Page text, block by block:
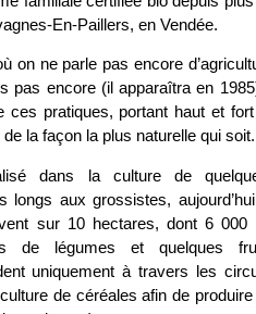
En-Paillers, en Vendée.
on ne parle pas encore
pas encore (il apparaîtra en
ces pratiques, portant haut et
la façon la plus naturelle qui soit.
dans la culture de
longs aux grossistes,
sur 10 hectares, dont 6
de légumes et quelques
uniquement à travers les
de céréales afin de